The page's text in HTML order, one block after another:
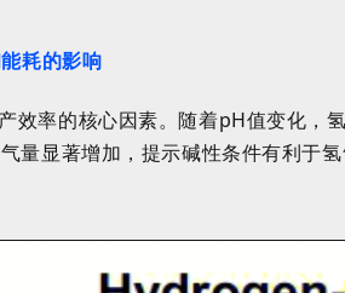
耗的影响
效率的核心因素。随着pH值变化，
量显著增加，提示碱性条件有利于氢